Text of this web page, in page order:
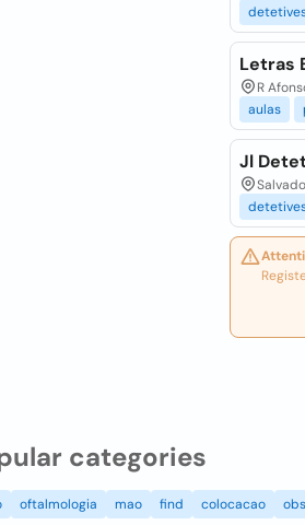
Letras
R
aulas
Jl
categories
oftalmologia mao find colocacao